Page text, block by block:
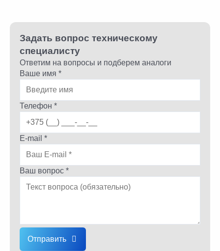
Задать вопрос техническому
специалисту
Ответим на вопросы и подберем аналоги
Ваше имя *
Телефон *
E-mail *
Ваш вопрос *
Отправить